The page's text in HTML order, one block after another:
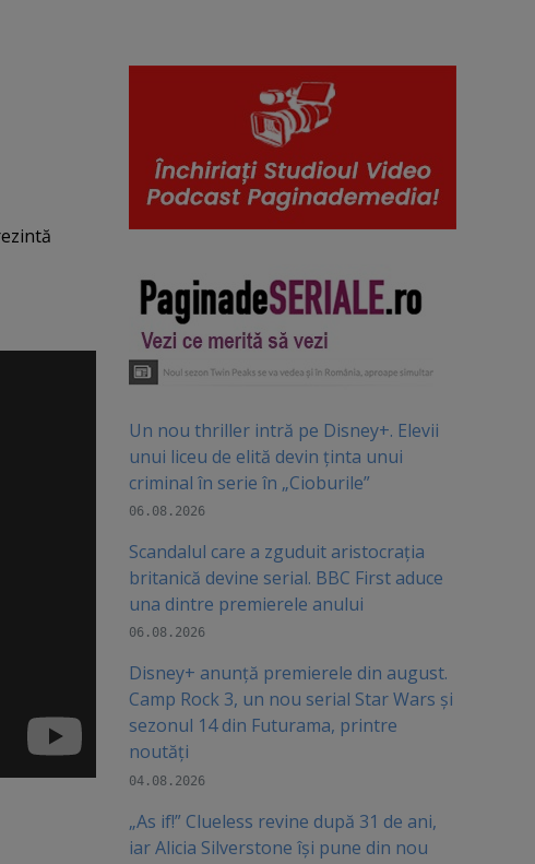
Un nou thriller intră pe Disney+. Elevii
unui liceu de elită devin ținta unui
criminal în serie în „Cioburile”
06.08.2026
Scandalul care a zguduit aristocrația
britanică devine serial. BBC First aduce
una dintre premierele anului
06.08.2026
Disney+ anunță premierele din august.
Camp Rock 3, un nou serial Star Wars și
sezonul 14 din Futurama, printre
noutăți
04.08.2026
„As if!” Clueless revine după 31 de ani,
iar Alicia Silverstone își pune din nou